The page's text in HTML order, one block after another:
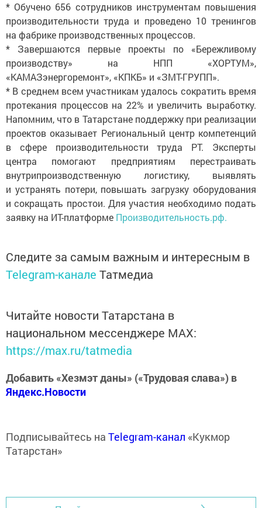
* Обучено 656 сотрудников инструментам повышения
производительности труда и проведено 10 тренингов
на фабрике производственных процессов.
* Завершаются первые проекты по «Бережливому
производству» на НПП «ХОРТУМ»,
«КАМАЗэнергоремонт», «КПКБ» и «ЗМТ-ГРУПП».
* В среднем всем участникам удалось сократить время
протекания процессов на 22% и увеличить выработку.
Напомним, что в Татарстане поддержку при реализации
проектов оказывает Региональный центр компетенций
в сфере производительности труда РТ. Эксперты
центра помогают предприятиям перестраивать
внутрипроизводственную логистику, выявлять
и устранять потери, повышать загрузку оборудования
и сокращать простои. Для участия необходимо подать
заявку на ИТ-платформе Производительность.рф.
Следите за самым важным и интересным в
Telegram-канале Татмедиа
Читайте новости Татарстана в
национальном мессенджере MАХ:
https://max.ru/tatmedia
Добавить «Хезмэт даны» («Трудовая слава») в
Яндекс.Новости
Подписывайтесь на Telegram-канал «Кукмор
Татарстан»